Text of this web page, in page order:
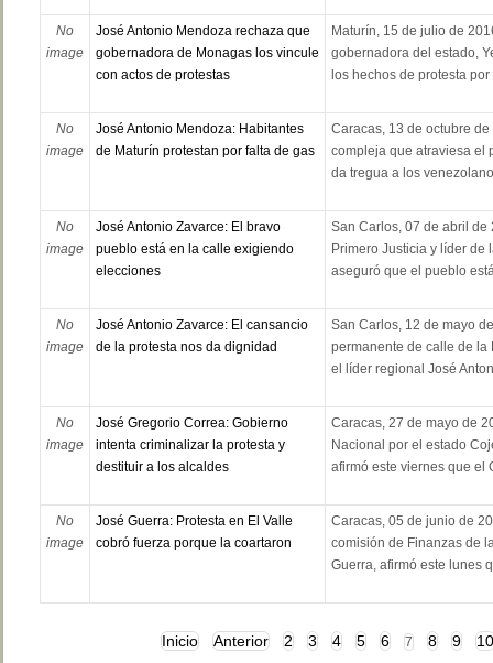
No
image
José Antonio Mendoza rechaza que
gobernadora de Monagas los vincule
con actos de protestas
Maturín, 15 de julio de
gobernadora del estado,
los hechos de protesta
No
image
José Antonio Mendoza: Habitantes
de Maturín protestan por falta de gas
Caracas, 13 de octubre
compleja que atraviesa el
da tregua a los
No
image
José Antonio Zavarce: El bravo
pueblo está en la calle exigiendo
elecciones
San Carlos, 07 de abril
Primero Justicia y líder
aseguró que el pueblo
No
image
José Antonio Zavarce: El cansancio
de la protesta nos da dignidad
San Carlos, 12 de mayo
permanente de calle de la
el líder regional José
No
image
José Gregorio Correa: Gobierno
intenta criminalizar la protesta y
destituir a los alcaldes
Caracas, 27 de mayo de
Nacional por el estado
afirmó este viernes que el
No
image
José Guerra: Protesta en El Valle
cobró fuerza porque la coartaron
Caracas, 05 de junio de
comisión de Finanzas de
Guerra, afirmó este lunes
Inicio Anterior 2 3 4 5 6 7 8 9 10